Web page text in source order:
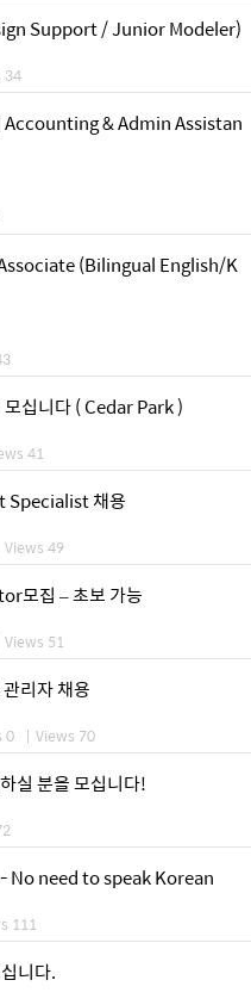
Support / Junior Modeler)
34
& Admin Assistan
(Bilingual English/K
십니다 ( Cedar Park )
41
Specialist 채용
Views 49
모집 – 초보 가능
Views 51
리자 채용
0 | Views 70
실 분을 모십니다!
No need to speak Korean
111
니다.